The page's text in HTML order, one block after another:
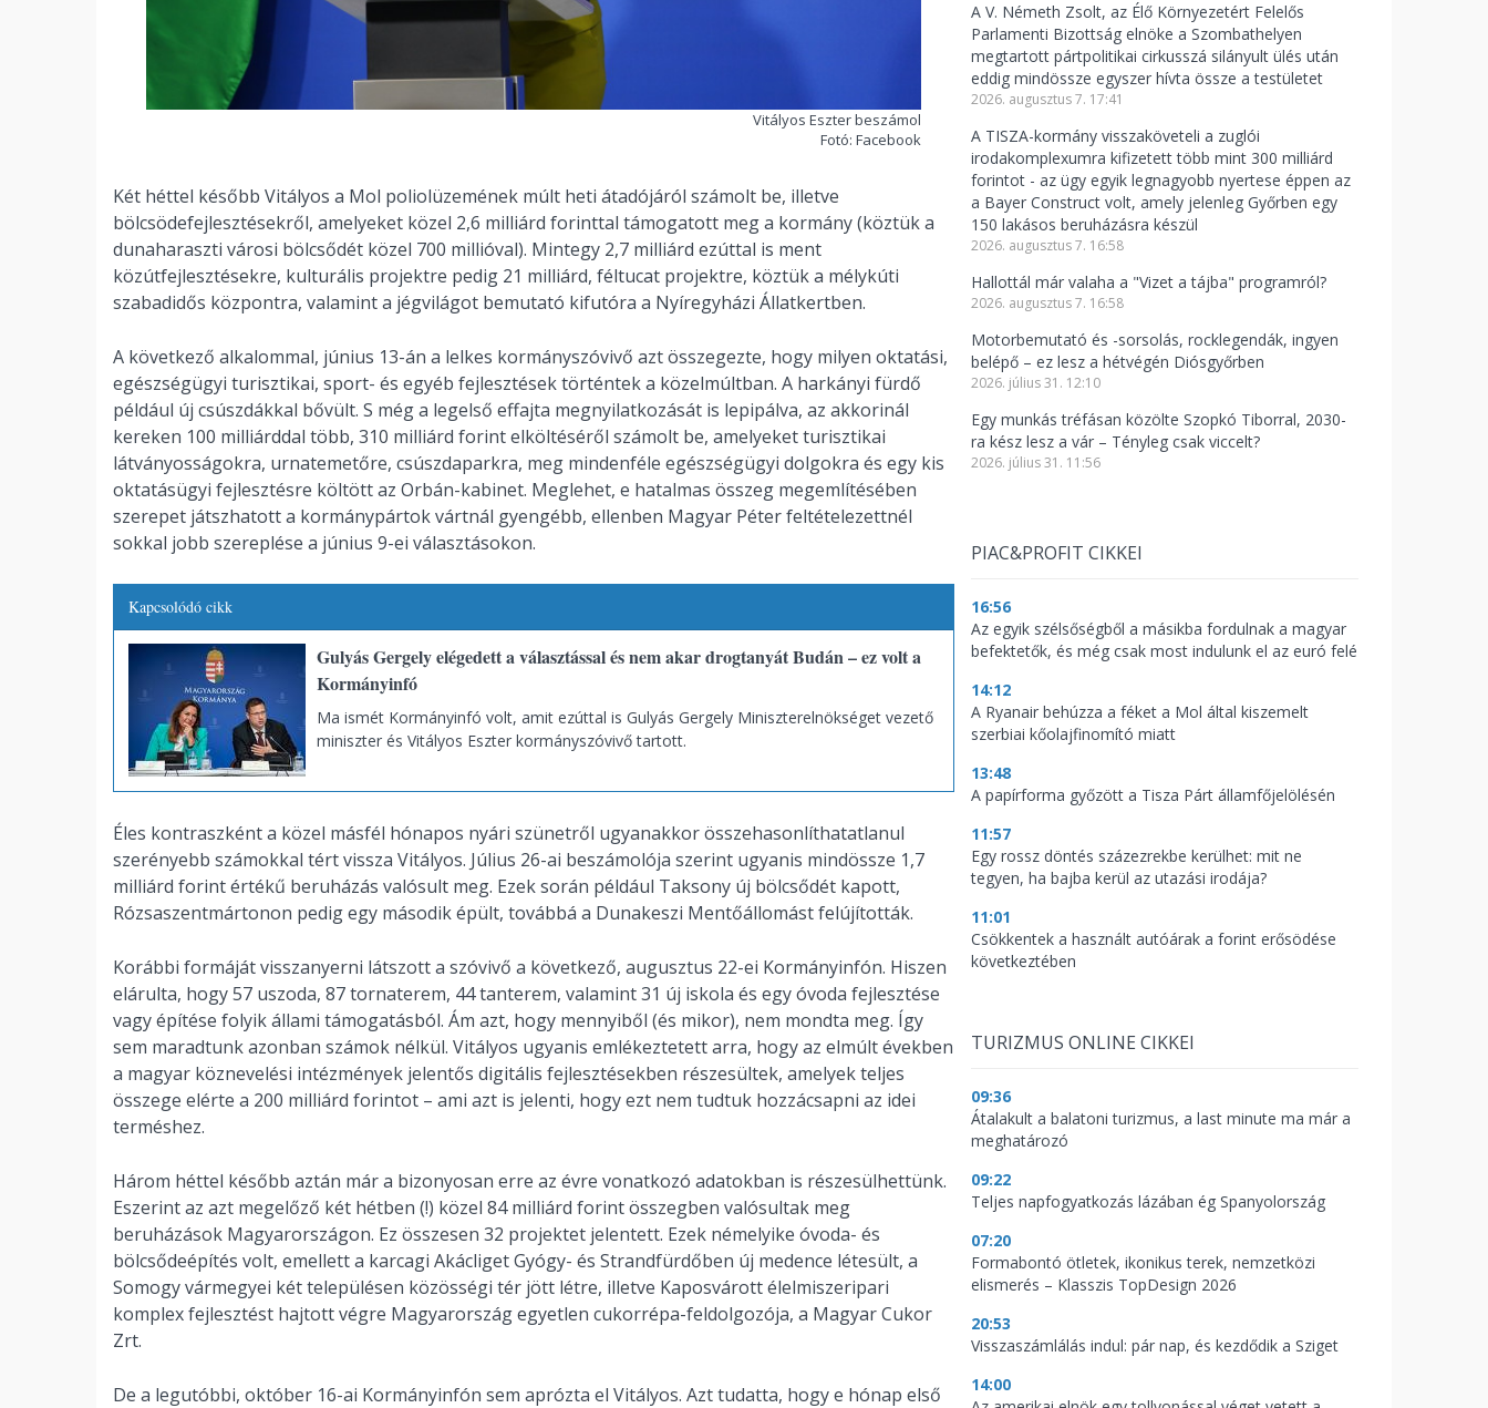
Vitályos Eszter beszámol
Fotó: Facebook
Két héttel később Vitályos a Mol poliolüzemének múlt heti átadójáról számolt be, illetve
bölcsödefejlesztésekről, amelyeket közel 2,6 milliárd forinttal támogatott meg a kormány (köztük a
dunaharaszti városi bölcsődét közel 700 millióval). Mintegy 2,7 milliárd ezúttal is ment
közútfejlesztésekre, kulturális projektre pedig 21 milliárd, féltucat projektre, köztük a mélykúti
szabadidős központra, valamint a jégvilágot bemutató kifutóra a Nyíregyházi Állatkertben.
A következő alkalommal, június 13-án a lelkes kormányszóvivő azt összegezte, hogy milyen oktatási,
egészségügyi turisztikai, sport- és egyéb fejlesztések történtek a közelmúltban. A harkányi fürdő
például új csúszdákkal bővült. S még a legelső effajta megnyilatkozását is lepipálva, az akkorinál
kereken 100 milliárddal több, 310 milliárd forint elköltéséről számolt be, amelyeket turisztikai
látványosságokra, urnatemetőre, csúszdaparkra, meg mindenféle egészségügyi dolgokra és egy kis
oktatásügyi fejlesztésre költött az Orbán-kabinet. Meglehet, e hatalmas összeg megemlítésében
szerepet játszhatott a kormánypártok vártnál gyengébb, ellenben Magyar Péter feltételezettnél
sokkal jobb szereplése a június 9-ei választásokon.
Kapcsolódó cikk
Gulyás Gergely elégedett a választással és nem akar drogtanyát Budán – ez volt a
Kormányinfó
Ma ismét Kormányinfó volt, amit ezúttal is Gulyás Gergely Miniszterelnökséget vezető
miniszter és Vitályos Eszter kormányszóvivő tartott.
Éles kontraszként a közel másfél hónapos nyári szünetről ugyanakkor összehasonlíthatatlanul
szerényebb számokkal tért vissza Vitályos. Július 26-ai beszámolója szerint ugyanis mindössze 1,7
milliárd forint értékű beruházás valósult meg. Ezek során például Taksony új bölcsődét kapott,
Rózsaszentmártonon pedig egy második épült, továbbá a Dunakeszi Mentőállomást felújították.
Korábbi formáját visszanyerni látszott a szóvivő a következő, augusztus 22-ei Kormányinfón. Hiszen
elárulta, hogy 57 uszoda, 87 tornaterem, 44 tanterem, valamint 31 új iskola és egy óvoda fejlesztése
vagy építése folyik állami támogatásból. Ám azt, hogy mennyiből (és mikor), nem mondta meg. Így
sem maradtunk azonban számok nélkül. Vitályos ugyanis emlékeztetett arra, hogy az elmúlt években
a magyar köznevelési intézmények jelentős digitális fejlesztésekben részesültek, amelyek teljes
összege elérte a 200 milliárd forintot – ami azt is jelenti, hogy ezt nem tudtuk hozzácsapni az idei
terméshez.
Három héttel később aztán már a bizonyosan erre az évre vonatkozó adatokban is részesülhettünk.
Eszerint az azt megelőző két hétben (!) közel 84 milliárd forint összegben valósultak meg
beruházások Magyarországon. Ez összesen 32 projektet jelentett. Ezek némelyike óvoda- és
bölcsődeépítés volt, emellett a karcagi Akácliget Gyógy- és Strandfürdőben új medence létesült, a
Somogy vármegyei két településen közösségi tér jött létre, illetve Kaposvárott élelmiszeripari
komplex fejlesztést hajtott végre Magyarország egyetlen cukorrépa-feldolgozója, a Magyar Cukor
Zrt.
De a legutóbbi, október 16-ai Kormányinfón sem aprózta el Vitályos. Azt tudatta, hogy e hónap első
A V. Németh Zsolt, az Élő Környezetért Felelős
Parlamenti Bizottság elnöke a Szombathelyen
megtartott pártpolitikai cirkusszá silányult ülés után
eddig mindössze egyszer hívta össze a testületet
2026. augusztus 7. 17:41
A TISZA-kormány visszaköveteli a zuglói
irodakomplexumra kifizetett több mint 300 milliárd
forintot - az ügy egyik legnagyobb nyertese éppen az
a Bayer Construct volt, amely jelenleg Győrben egy
150 lakásos beruházásra készül
2026. augusztus 7. 16:58
Hallottál már valaha a "Vizet a tájba" programról?
2026. augusztus 7. 16:58
Motorbemutató és -sorsolás, rocklegendák, ingyen
belépő – ez lesz a hétvégén Diósgyőrben
2026. július 31. 12:10
Egy munkás tréfásan közölte Szopkó Tiborral, 2030-
ra kész lesz a vár – Tényleg csak viccelt?
2026. július 31. 11:56
PIAC&PROFIT CIKKEI
16:56
Az egyik szélsőségből a másikba fordulnak a magyar
befektetők, és még csak most indulunk el az euró felé
14:12
A Ryanair behúzza a féket a Mol által kiszemelt
szerbiai kőolajfinomító miatt
13:48
A papírforma győzött a Tisza Párt államfőjelölésén
11:57
Egy rossz döntés százezrekbe kerülhet: mit ne
tegyen, ha bajba kerül az utazási irodája?
11:01
Csökkentek a használt autóárak a forint erősödése
következtében
TURIZMUS ONLINE CIKKEI
09:36
Átalakult a balatoni turizmus, a last minute ma már a
meghatározó
09:22
Teljes napfogyatkozás lázában ég Spanyolország
07:20
Formabontó ötletek, ikonikus terek, nemzetközi
elismerés – Klasszis TopDesign 2026
20:53
Visszaszámlálás indul: pár nap, és kezdődik a Sziget
14:00